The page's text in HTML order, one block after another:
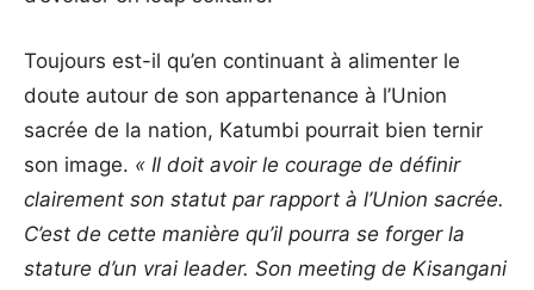
Toujours est-il qu’en continuant à alimenter le
doute autour de son appartenance à l’Union
sacrée de la nation, Katumbi pourrait bien ternir
son image. « Il doit avoir le courage de définir
clairement son statut par rapport à l’Union sacrée.
C’est de cette manière qu’il pourra se forger la
stature d’un vrai leader. Son meeting de Kisangani